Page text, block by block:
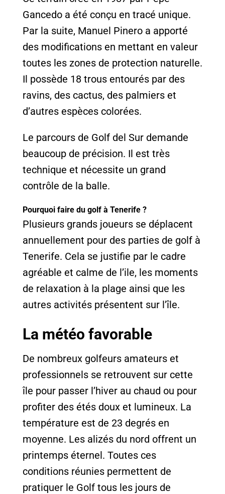
Gancedo a été conçu en tracé unique.
Par la suite, Manuel Pinero a apporté
des modifications en mettant en valeur
toutes les zones de protection naturelle.
Il possède 18 trous entourés par des
ravins, des cactus, des palmiers et
d’autres espèces colorées.
Le parcours de Golf del Sur demande
beaucoup de précision. Il est très
technique et nécessite un grand
contrôle de la balle.
Pourquoi faire du golf à Tenerife ?
Plusieurs grands joueurs se déplacent
annuellement pour des parties de golf à
Tenerife. Cela se justifie par le cadre
agréable et calme de l’ile, les moments
de relaxation à la plage ainsi que les
autres activités présentent sur l’île.
La météo favorable
De nombreux golfeurs amateurs et
professionnels se retrouvent sur cette
île pour passer l’hiver au chaud ou pour
profiter des étés doux et lumineux. La
température est de 23 degrés en
moyenne. Les alizés du nord offrent un
printemps éternel. Toutes ces
conditions réunies permettent de
pratiquer le Golf tous les jours de